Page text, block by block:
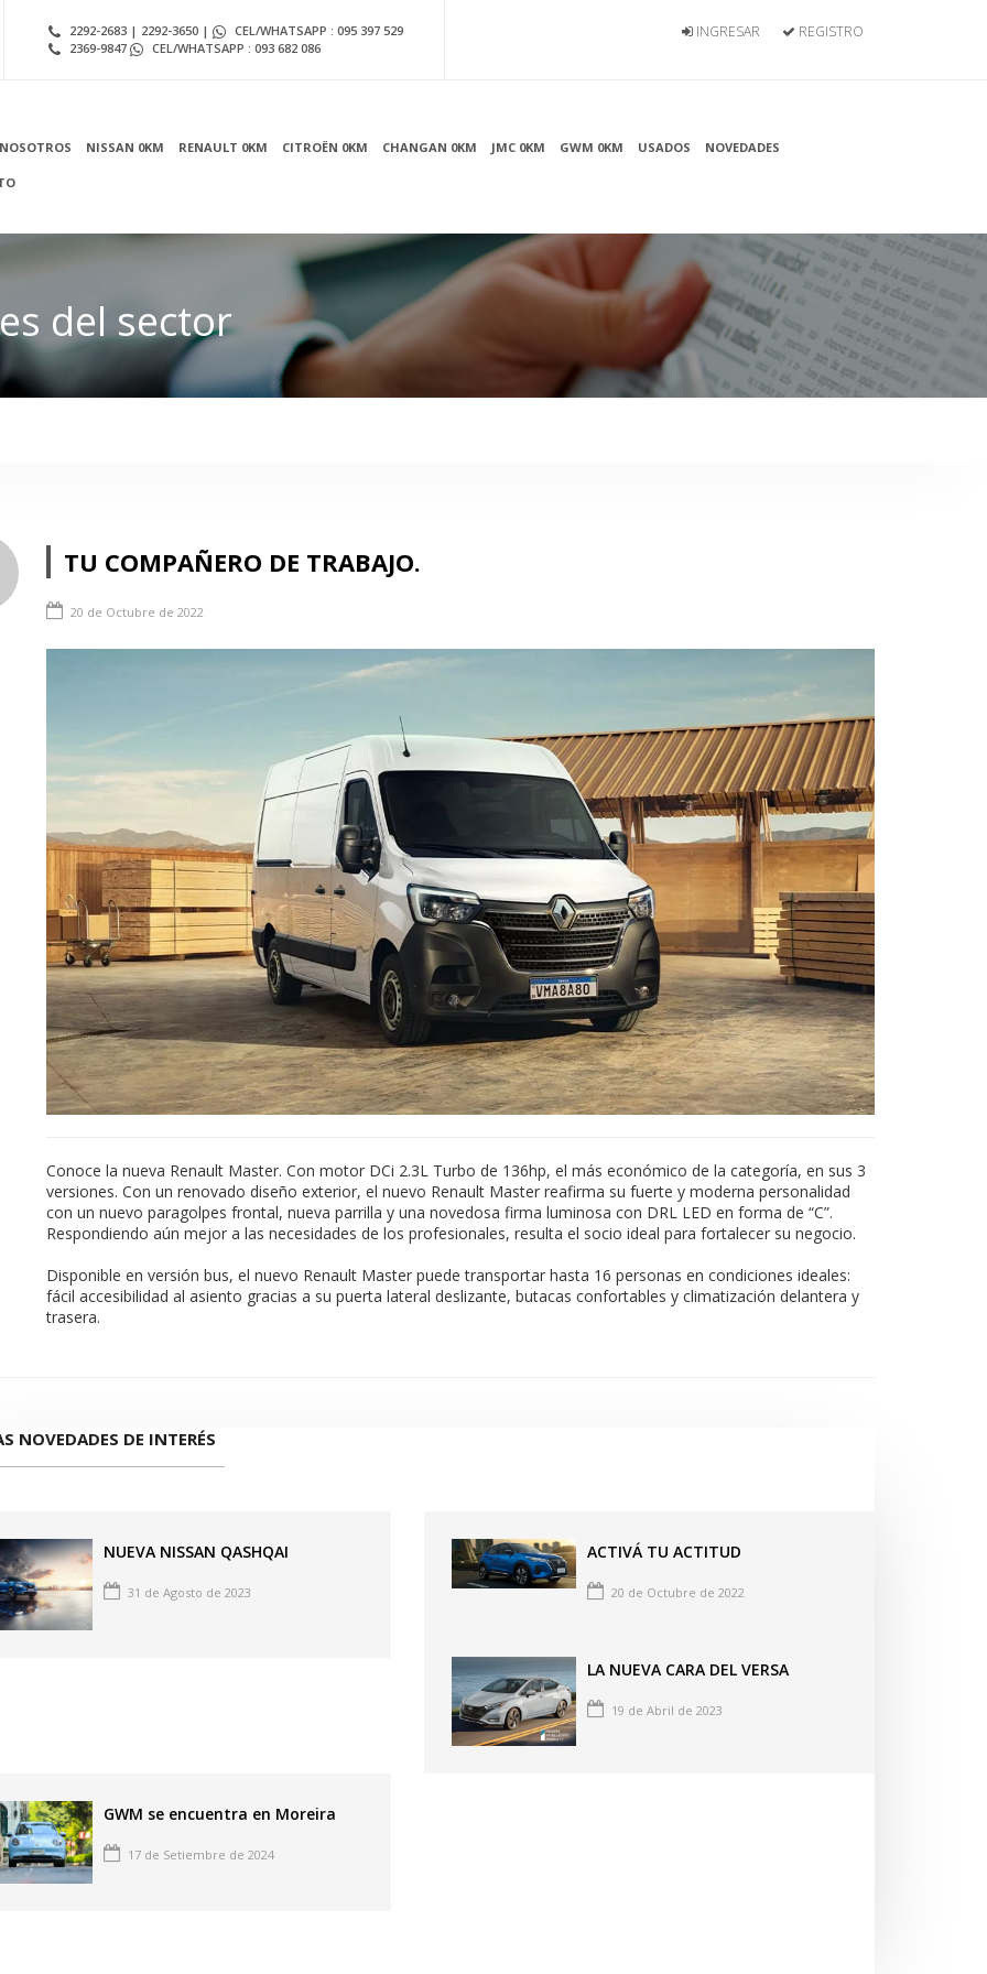
2292-2683 | 2292-3650 |
CEL/WHATSAPP : 095 397 529
2369-9847
CEL/WHATSAPP : 093 682 086
REGISTRO
INGRESAR
NISSAN 0KM RENAULT 0KM CITROËN 0KM CHANGAN 0KM JMC 0KM GWM 0KM USADOS NOVEDADES
del sector
TU COMPAÑERO DE TRABAJO.
20 de Octubre de 2022
Conoce la nueva Renault Master. Con motor DCi 2.3L Turbo de 136hp, el más económico de la categoría, en sus 3
versiones. Con un renovado diseño exterior, el nuevo Renault Master reafirma su fuerte y moderna personalidad
con un nuevo paragolpes frontal, nueva parrilla y una novedosa firma luminosa con DRL LED en forma de “C”.
Respondiendo aún mejor a las necesidades de los profesionales, resulta el socio ideal para fortalecer su negocio.
Disponible en versión bus, el nuevo Renault Master puede transportar hasta 16 personas en condiciones ideales:
fácil accesibilidad al asiento gracias a su puerta lateral deslizante, butacas confortables y climatización delantera y
trasera.
NOVEDADES DE INTERÉS
NUEVA NISSAN QASHQAI
31 de Agosto de 2023
ACTIVÁ TU ACTITUD
20 de Octubre de 2022
LA NUEVA CARA DEL VERSA
19 de Abril de 2023
GWM se encuentra en Moreira
17 de Setiembre de 2024